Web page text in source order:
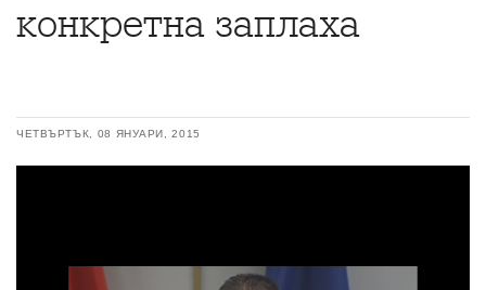
конкретна заплаха
ЧЕТВЪРТЪК, 08 ЯНУАРИ, 2015